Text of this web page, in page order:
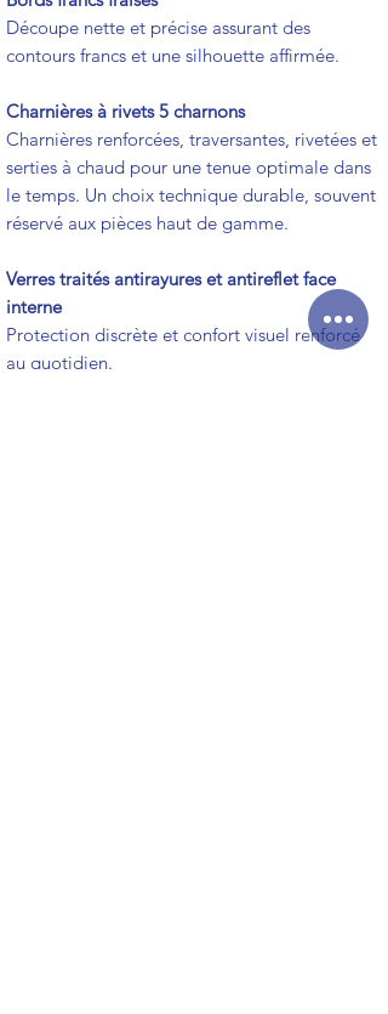
Découpe nette et précise assurant des
contours francs et une silhouette affirmée.
Charnières à rivets 5 charnons
Charnières renforcées, traversantes, rivetées et
serties à chaud pour une tenue optimale dans
le temps. Un choix technique durable, souvent
réservé aux pièces haut de gamme.
Verres traités antirayures et antireflet face
interne
Protection discrète et confort visuel renforcé
au quotidien.